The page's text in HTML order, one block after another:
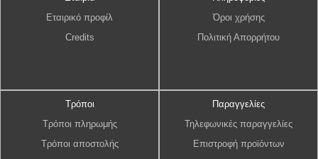
Εταιρικό προφίλ
Credits
Όροι χρήσης
Πολιτική Απορρήτου
Τρόποι
Τρόποι πληρωμής
Τρόποι αποστολής
Παραγγελίες
Τηλεφωνικές παραγγελίες
Επιστροφή προϊόντων